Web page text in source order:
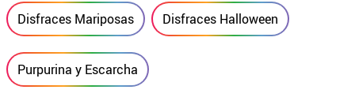
Disfraces Mariposas Disfraces Halloween
Purpurina y Escarcha